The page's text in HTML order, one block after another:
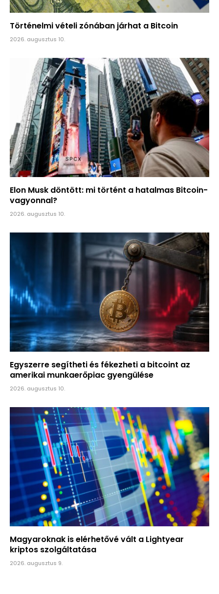
Történelmi vételi zónában járhat a Bitcoin
2026. augusztus 10.
Elon Musk döntött: mi történt a hatalmas Bitcoin-
vagyonnal?
2026. augusztus 10.
Egyszerre segítheti és fékezheti a bitcoint az
amerikai munkaerőpiac gyengülése
2026. augusztus 10.
Magyaroknak is elérhetővé vált a Lightyear
kriptos szolgáltatása
2026. augusztus 9.